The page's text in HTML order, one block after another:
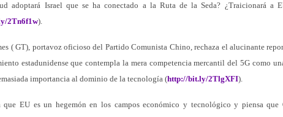
adoptará Israel que se ha conectado a la Ruta de la Seda? ¿Traicionará a
2Tn6f1w).
( GT), portavoz oficioso del Partido Comunista Chino, rechaza el alucinante
estadunidense que contempla la mera competencia mercantil del 5G como
importancia al dominio de la tecnología (http://bit.ly/2TlgXFI).
que EU es un hegemón en los campos económico y tecnológico y piensa